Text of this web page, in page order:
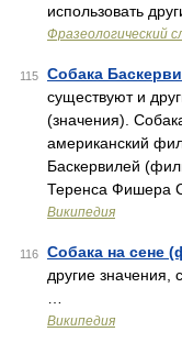
использовать
Фразеологический
115 Собака
существуют и
(значения).
американский
Баскервилей
Теренса Фишера
Википедия
116 Собака на сене
другие
Википедия